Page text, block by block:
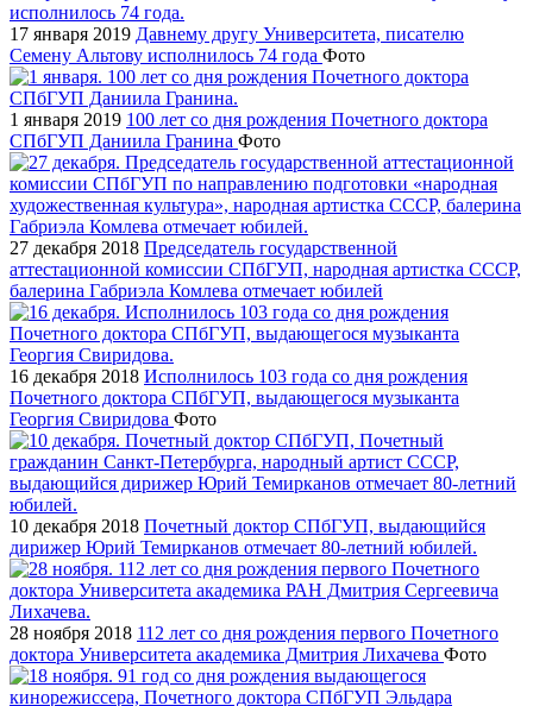
17 января 2019 Давнему другу Университета, писателю
Семену Альтову исполнилось 74 года Фото
1 января 2019 100 лет со дня рождения Почетного доктора
СПбГУП Даниила Гранина Фото
27 декабря 2018 Председатель государственной
аттестационной комиссии СПбГУП, народная артистка СССР,
балерина Габриэла Комлева отмечает юбилей
16 декабря 2018 Исполнилось 103 года со дня рождения
Почетного доктора СПбГУП, выдающегося музыканта
Георгия Свиридова Фото
10 декабря 2018 Почетный доктор СПбГУП, выдающийся
дирижер Юрий Темирканов отмечает 80-летний юбилей.
28 ноября 2018 112 лет со дня рождения первого Почетного
доктора Университета академика Дмитрия Лихачева Фото